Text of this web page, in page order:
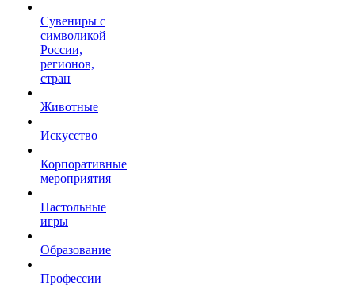
Сувениры с
символикой
России,
регионов,
стран
Животные
Искусство
Корпоративные
мероприятия
Настольные
игры
Образование
Профессии